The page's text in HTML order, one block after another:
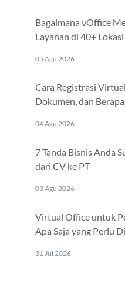
Bagaimana vOffice
Layanan di 40+
05 Agu 2026
Cara Registrasi
Dokumen, dan
04 Agu 2026
7 Tanda Bisnis Anda
dari CV ke PT
03 Agu 2026
Virtual Office untuk
Apa Saja yang Perlu
31 Jul 2026